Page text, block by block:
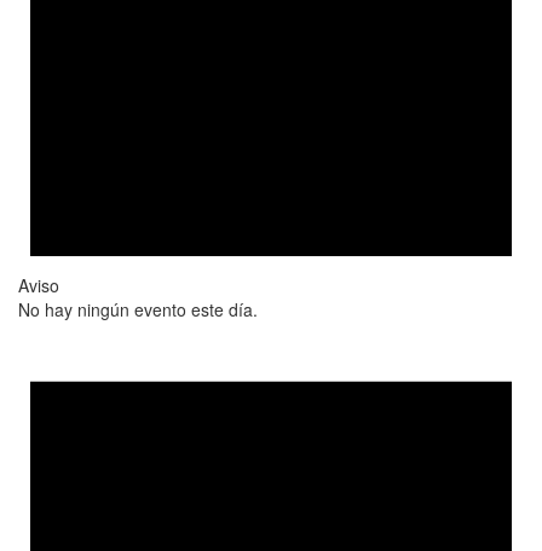
Aviso
No hay ningún evento este día.